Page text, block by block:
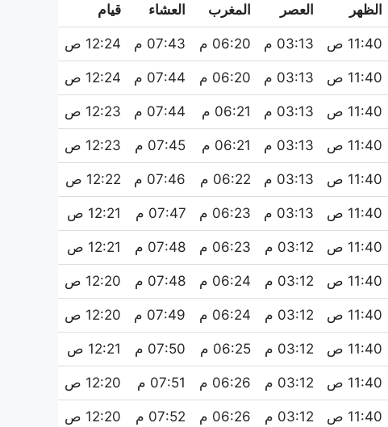
الظهر العصر المغرب العشاء قيام‏
11:40 ص 03:13 م 06:20 م 07:43 م 12:24 ص
11:40 ص 03:13 م 06:20 م 07:44 م 12:24 ص
11:40 ص 03:13 م 06:21 م 07:44 م 12:23 ص
11:40 ص 03:13 م 06:21 م 07:45 م 12:23 ص
11:40 ص 03:13 م 06:22 م 07:46 م 12:22 ص
11:40 ص 03:13 م 06:23 م 07:47 م 12:21 ص
11:40 ص 03:12 م 06:23 م 07:48 م 12:21 ص
11:40 ص 03:12 م 06:24 م 07:48 م 12:20 ص
11:40 ص 03:12 م 06:24 م 07:49 م 12:20 ص
11:40 ص 03:12 م 06:25 م 07:50 م 12:21 ص
11:40 ص 03:12 م 06:26 م 07:51 م 12:20 ص
11:40 ص 03:12 م 06:26 م 07:52 م 12:20 ص